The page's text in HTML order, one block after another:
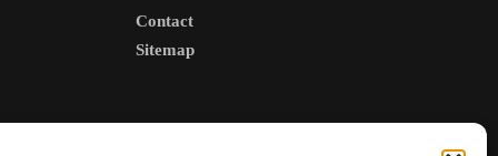
Contact
Sitemap